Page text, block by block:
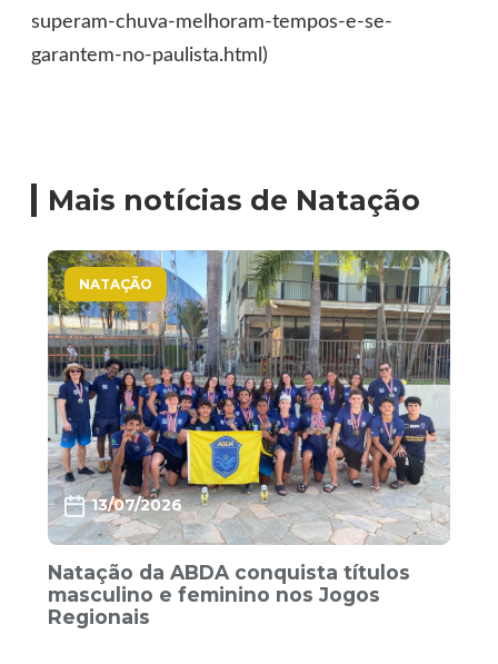
superam-chuva-melhoram-tempos-e-se-
garantem-no-paulista.html)
Mais notícias de Natação
NATAÇÃO
13/07/2026
Natação da ABDA conquista títulos
masculino e feminino nos Jogos
Regionais